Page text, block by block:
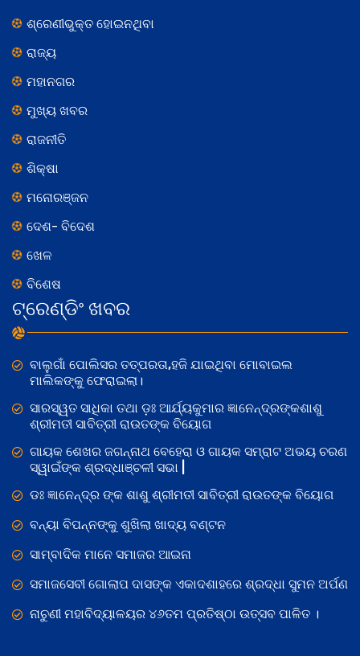
ଶ୍ରେଣୀଭୁକ୍ତ ହୋଇନଥିବା
ରାଜ୍ୟ
ମହାନଗର
ମୁଖ୍ୟ ଖବର
ରାଜନୀତି
ଶିକ୍ଷା
ମନୋରଞ୍ଜନ
ଦେଶ- ବିଦେଶ
ଖେଳ
ବିଶେଷ
ଟ୍ରେଣ୍ଡିଂ ଖବର
ବାଲୁଗାଁ ପୋଲିସର ତତ୍‌ପରତା,ହଜି ଯାଇଥିବା ମୋବାଇଲ
ମାଲିକଙ୍କୁ ଫେରାଇଲା।
ସାରସ୍ୱତ ସାଧିକା ତଥା ଡ଼ଃ ଆର୍ଯ୍ୟକୁମାର ଜ୍ଞାନେନ୍ଦ୍ରଙ୍କଶାଶୁ
ଶ୍ରୀମତୀ ସାବିତ୍ରୀ ରାଉତଙ୍କ ବିୟୋଗ
ଗାୟକ ଶେଖର ଜଗନ୍ନାଥ ବେହେରା ଓ ଗାୟକ ସମ୍ରାଟ ଅଭୟ ଚରଣ
ସ୍ୱାଇଁଙ୍କ ଶ୍ରଦ୍ଧାଞ୍ଚଳୀ ସଭା |
ଡଃ ଜ୍ଞାନେନ୍ଦ୍ର ଙ୍କ ଶାଶୁ ଶ୍ରୀମତୀ ସାବିତ୍ରୀ ରାଉତଙ୍କ ବିୟୋଗ
ବନ୍ୟା ବିପନ୍ନଙ୍କୁ ଶୁଖିଲା ଖାଦ୍ୟ ବଣ୍ଟନ
ସାମ୍ବାଦିକ ମାନେ ସମାଜର ଆଇନା
ସମାଜସେବୀ ଗୋଲାପ ଦାସଙ୍କ ଏକାଦଶାହରେ ଶ୍ରଦ୍ଧା ସୁମନ ଅର୍ପଣ
ନାଚୁଣୀ ମହାବିଦ୍ୟାଳୟର ୪୬ତମ ପ୍ରତିଷ୍ଠା ଉତ୍ସବ ପାଳିତ ।